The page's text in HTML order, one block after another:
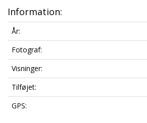
Information:
År:
Fotograf:
Visninger:
Tilføjet:
GPS: